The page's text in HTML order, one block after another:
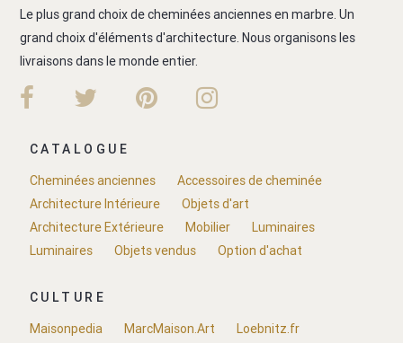
Le plus grand choix de cheminées anciennes en marbre. Un
grand choix d'éléments d'architecture. Nous organisons les
livraisons dans le monde entier.
CATALOGUE
Cheminées anciennes
Accessoires de cheminée
Architecture Intérieure
Objets d'art
Architecture Extérieure
Mobilier
Luminaires
Luminaires
Objets vendus Option d'achat
CULTURE
Maisonpedia
MarcMaison.Art
Loebnitz.fr